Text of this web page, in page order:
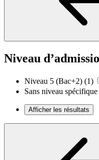
Niveau
Niveau 5 (Bac+2) (1)
Sans niveau spécifique
Afficher les résultats